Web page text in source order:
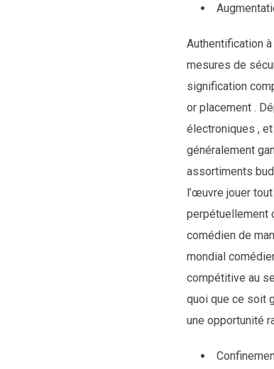
Authentification
mesures de
signification
or placement .
électroniques ,
généralement
assortiments
l’œuvre jouer
perpétuellement
comédien de
mondial
compétitive au
quoi que ce soit
une opportunité